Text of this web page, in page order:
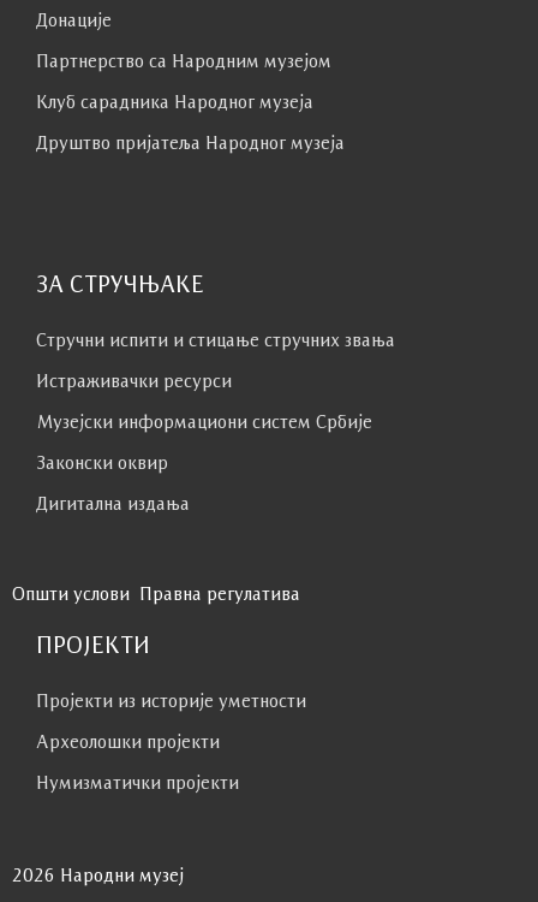
Донације
Партнерство са Народним музејoм
Клуб сaрaдникa Народног музеја
Друштво пријатеља Народног музеја
ЗА СТРУЧЊАКЕ
Стручни испити и стицање стручних звања
Истраживачки ресурси
Музејски информациони систем Србије
Законски оквир
Дигитална издања
Општи услови Правна регулатива
ПРОЈЕКТИ
Пројекти из историје уметности
Археолошки пројекти
Нумизматички пројекти
2026 Народни музеј